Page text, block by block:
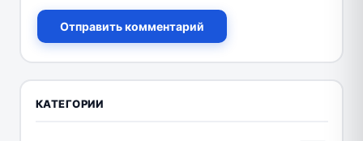
Отправить комментарий
КАТЕГОРИИ